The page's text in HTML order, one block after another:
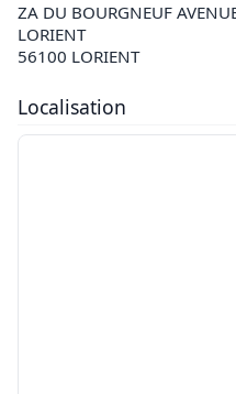
ZA DU BOURGNEUF
LORIENT
56100 LORIENT
Localisation